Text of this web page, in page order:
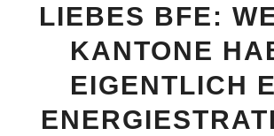
LIEBES BFE:
KANTONE
EIGENTLICH